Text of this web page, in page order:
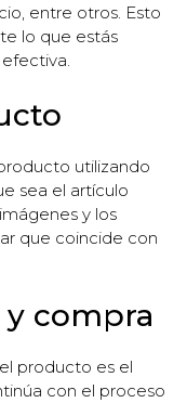
entre otros. Esto
lo que estás
utilizando
sea el artículo
y los
que coincide con
y compra
producto es el
con el proceso